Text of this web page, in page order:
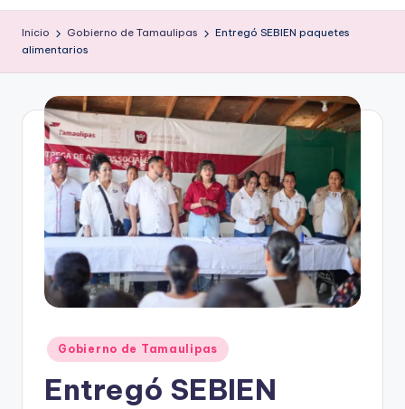
e
g
a
o
p
Inicio Gobierno de Tamaulipas
Entregó SEBIEN paquetes
alimentarios
Publicado
en
Gobierno de Tamaulipas
Entregó SEBIEN